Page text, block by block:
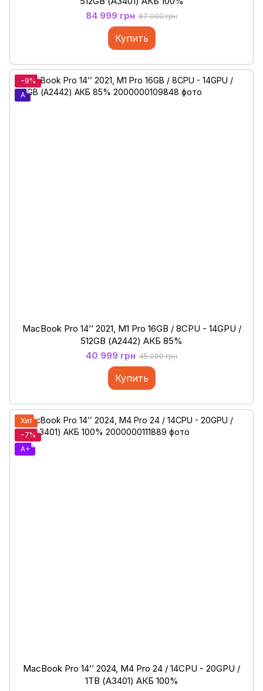
84 999 грн 87 000 грн
Купить
−9%
A
MacBook Pro 14’’ 2021, M1 Pro 16GB / 8CPU - 14GPU /
512GB (А2442) АКБ 85%
40 999 грн 45 000 грн
Купить
Хит
−7%
A+
MacBook Pro 14’’ 2024, M4 Pro 24 / 14CPU - 20GPU /
1ТB (А3401) АКБ 100%